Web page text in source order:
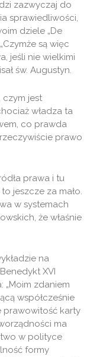
zazwyczaj do
sprawiedliwości,
dziele „De
są więc
jeśli nie wielkimi
św. Augustyn.
czym jest
władza ta
co prawda
prawo
prawa i tu
jeszcze za mało.
w systemach
że właśnie
na
XVI
„Moim zdaniem
współcześnie
prawowitość karty
ma
w polityce
formy